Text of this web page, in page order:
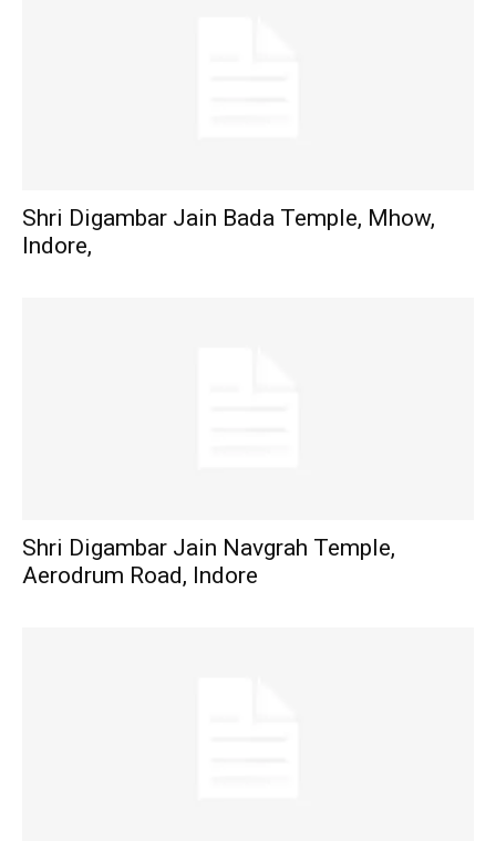
Shri Digambar Jain Bada Temple, Mhow,
Indore,
Shri Digambar Jain Navgrah Temple,
Aerodrum Road, Indore